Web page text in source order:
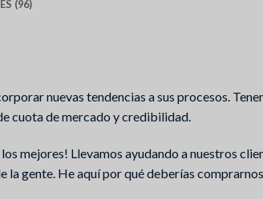
(96)
nuevas tendencias a sus procesos.
cuota de mercado y credibilidad.
mejores! Llevamos ayudando a nuestros
la gente. He aquí por qué deberías